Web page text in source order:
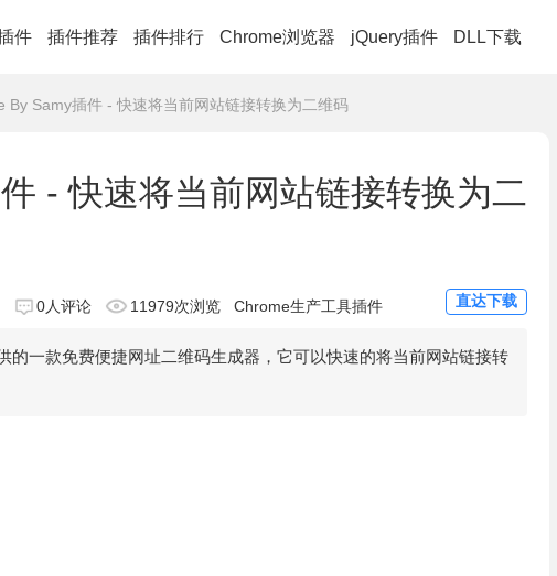
件 插件推荐 插件排行 Chrome浏览器 jQuery插件 DLL下载
By Samy插件 - 快速将当前网站链接转换为二维码
- 快速将当前网站链接转换为二
0人评论 11979次浏览 Chrome生产工具插件 直达下载
的一款免费便捷网址二维码生成器，它可以快速的将当前网站链接转